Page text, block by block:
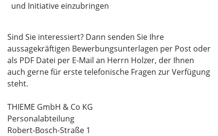
und Initiative einzubringen
Sind Sie interessiert? Dann senden Sie Ihre
aussagekräftigen Bewerbungsunterlagen per Post oder
als PDF Datei per E-Mail an Herrn Holzer, der Ihnen
auch gerne für erste telefonische Fragen zur Verfügung
steht.
THIEME GmbH & Co KG
Personalabteilung
Robert-Bosch-Straße 1